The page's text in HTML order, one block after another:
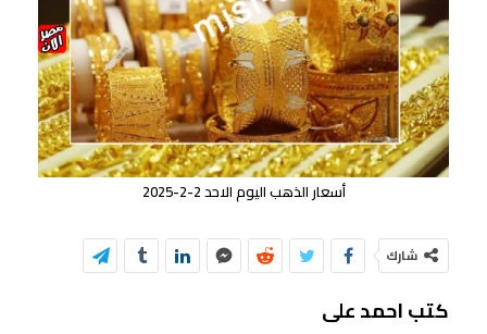
أسعار الذهب اليوم الاحد 2-2-2025
شارك
كتب احمد على